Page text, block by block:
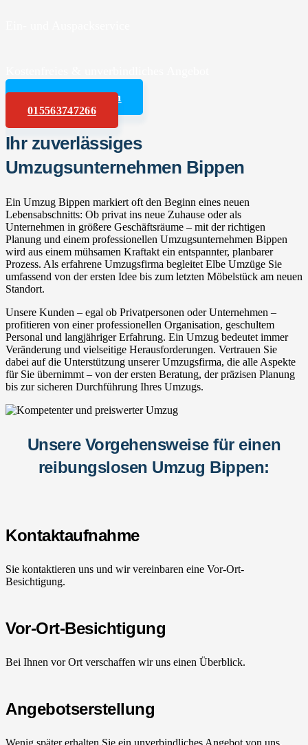
Angebot anfordern
015563747266
Ihr zuverlässiges
Umzugsunternehmen Bippen
Ein Umzug Bippen markiert oft den Beginn eines neuen
Lebensabschnitts: Ob privat ins neue Zuhause oder als
Unternehmen in größere Geschäftsräume – mit der richtigen
Planung und einem professionellen Umzugsunternehmen Bippen
wird aus einem mühsamen Kraftakt ein entspannter, planbarer
Prozess. Als erfahrene Umzugsfirma begleitet Elbe Umzüge Sie
umfassend von der ersten Idee bis zum letzten Möbelstück am neuen
Standort.
Unsere Kunden – egal ob Privatpersonen oder Unternehmen –
profitieren von einer professionellen Organisation, geschultem
Personal und langjähriger Erfahrung. Ein Umzug bedeutet immer
Veränderung und vielseitige Herausforderungen. Vertrauen Sie
dabei auf die Unterstützung unserer Umzugsfirma, die alle Aspekte
für Sie übernimmt – von der ersten Beratung, der präzisen Planung
bis zur sicheren Durchführung Ihres Umzugs.
Unsere Vorgehensweise für einen
reibungslosen Umzug Bippen:
Kontaktaufnahme
Sie kontaktieren uns und wir vereinbaren eine Vor-Ort-
Besichtigung.
Vor-Ort-Besichtigung
Bei Ihnen vor Ort verschaffen wir uns einen Überblick.
Angebotserstellung
Wenig später erhalten Sie ein unverbindliches Angebot von uns.